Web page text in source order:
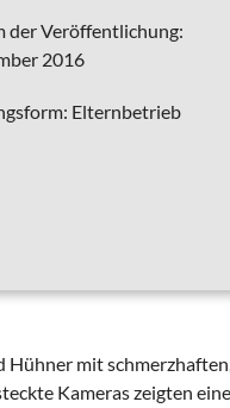
der Veröffentlichung:
2016
Elternbetrieb
mit
Kameras zeigten